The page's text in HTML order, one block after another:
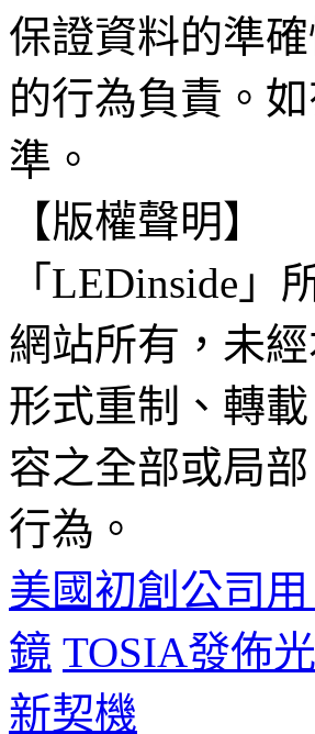
保證資料的準
的行為負責。
準。
【版權聲明】
「LEDinside
網站所有，未
形式重制、轉
容之全部或局
行為。
美國初創公司
鏡 TOSIA發佈
新契機